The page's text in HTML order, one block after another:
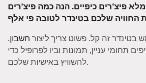
פיצ'רים כיפיים. הנה כמה פיצ'רים
זה קל. פשוט צריך ליצור חשבון.
תחומי עניין, תמונות וביו לפרופיל כדי
להשוויץ באישיות שלכם.